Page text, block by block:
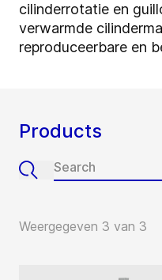
cilinderrotatie en
verwarmde
reproduceerbare en
Products
Weergegeven 3 van 3